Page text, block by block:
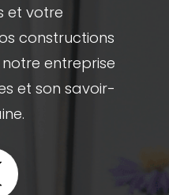
et votre
constructions
entreprise
et son savoir-